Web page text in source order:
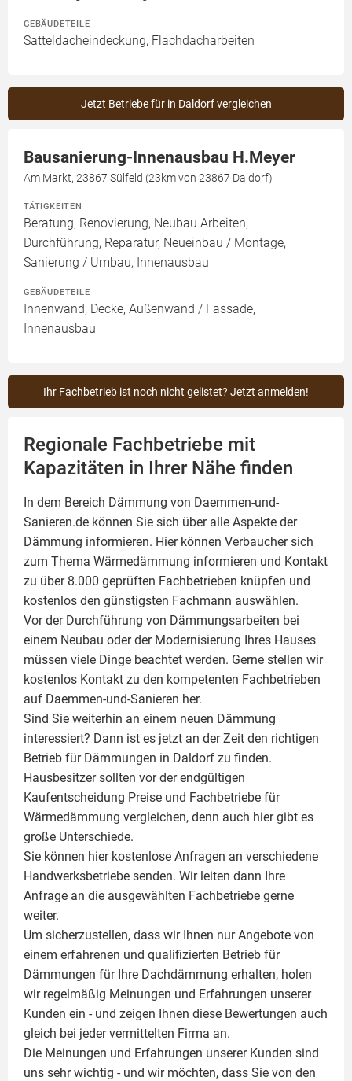
GEBÄUDETEILE
Satteldacheindeckung, Flachdacharbeiten
Jetzt Betriebe für in Daldorf vergleichen
Bausanierung-Innenausbau H.Meyer
Am Markt, 23867 Sülfeld (23km von 23867 Daldorf)
TÄTIGKEITEN
Beratung, Renovierung, Neubau Arbeiten,
Durchführung, Reparatur, Neueinbau / Montage,
Sanierung / Umbau, Innenausbau
GEBÄUDETEILE
Innenwand, Decke, Außenwand / Fassade,
Innenausbau
Ihr Fachbetrieb ist noch nicht gelistet? Jetzt anmelden!
Regionale Fachbetriebe mit
Kapazitäten in Ihrer Nähe finden
In dem Bereich Dämmung von Daemmen-und-
Sanieren.de können Sie sich über alle Aspekte der
Dämmung informieren. Hier können Verbaucher sich
zum Thema Wärmedämmung informieren und Kontakt
zu über 8.000 geprüften Fachbetrieben knüpfen und
kostenlos den günstigsten Fachmann auswählen.
Vor der Durchführung von Dämmungsarbeiten bei
einem Neubau oder der Modernisierung Ihres Hauses
müssen viele Dinge beachtet werden. Gerne stellen wir
kostenlos Kontakt zu den kompetenten Fachbetrieben
auf Daemmen-und-Sanieren her.
Sind Sie weiterhin an einem neuen Dämmung
interessiert? Dann ist es jetzt an der Zeit den richtigen
Betrieb für Dämmungen in Daldorf zu finden.
Hausbesitzer sollten vor der endgültigen
Kaufentscheidung Preise und Fachbetriebe für
Wärmedämmung vergleichen, denn auch hier gibt es
große Unterschiede.
Sie können hier kostenlose Anfragen an verschiedene
Handwerksbetriebe senden. Wir leiten dann Ihre
Anfrage an die ausgewählten Fachbetriebe gerne
weiter.
Um sicherzustellen, dass wir Ihnen nur Angebote von
einem erfahrenen und qualifizierten Betrieb für
Dämmungen für Ihre Dachdämmung erhalten, holen
wir regelmäßig Meinungen und Erfahrungen unserer
Kunden ein - und zeigen Ihnen diese Bewertungen auch
gleich bei jeder vermittelten Firma an.
Die Meinungen und Erfahrungen unserer Kunden sind
uns sehr wichtig - und wir möchten, dass Sie von den